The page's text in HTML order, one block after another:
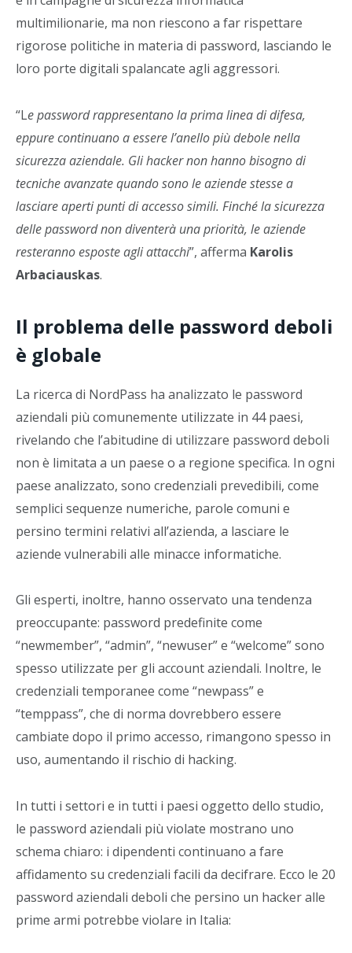
multimilionarie, ma non riescono a far rispettare
rigorose politiche in materia di password, lasciando le
loro porte digitali spalancate agli aggressori.
“Le password rappresentano la prima linea di difesa,
eppure continuano a essere l’anello più debole nella
sicurezza aziendale. Gli hacker non hanno bisogno di
tecniche avanzate quando sono le aziende stesse a
lasciare aperti punti di accesso simili. Finché la sicurezza
delle password non diventerà una priorità, le aziende
resteranno esposte agli attacchi”, afferma Karolis
Arbaciauskas.
Il problema delle password deboli
è globale
La ricerca di NordPass ha analizzato le password
aziendali più comunemente utilizzate in 44 paesi,
rivelando che l’abitudine di utilizzare password deboli
non è limitata a un paese o a regione specifica. In ogni
paese analizzato, sono credenziali prevedibili, come
semplici sequenze numeriche, parole comuni e
persino termini relativi all’azienda, a lasciare le
aziende vulnerabili alle minacce informatiche.
Gli esperti, inoltre, hanno osservato una tendenza
preoccupante: password predefinite come
“newmember”, “admin”, “newuser” e “welcome” sono
spesso utilizzate per gli account aziendali. Inoltre, le
credenziali temporanee come “newpass” e
“temppass”, che di norma dovrebbero essere
cambiate dopo il primo accesso, rimangono spesso in
uso, aumentando il rischio di hacking.
In tutti i settori e in tutti i paesi oggetto dello studio,
le password aziendali più violate mostrano uno
schema chiaro: i dipendenti continuano a fare
affidamento su credenziali facili da decifrare. Ecco le 20
password aziendali deboli che persino un hacker alle
prime armi potrebbe violare in Italia: